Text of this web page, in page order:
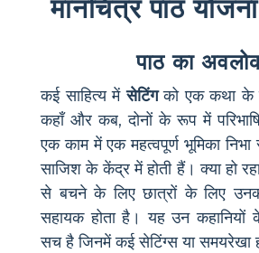
मानचित्र पाठ
पाठ का
कई साहित्य मेंसेटिंगको एक कथा के
कहाँ और कब, दोनों के रूप में
एक काम में एक महत्वपूर्ण भूमिका
साजिश के केंद्र में होती हैं। क्या हो
से बचने के लिए छात्रों के लिए
सहायक होता है। यह उन
सच है जिनमें कई सेटिंग्स या समयरेखा